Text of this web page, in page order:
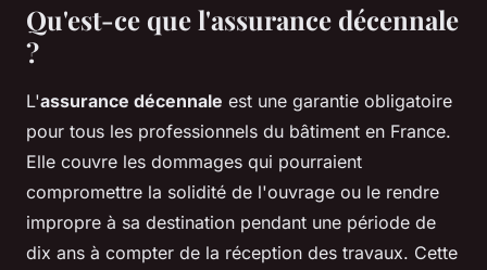
Qu'est-ce que l'assurance décennale
?
L'assurance décennale est une garantie obligatoire
pour tous les professionnels du bâtiment en France.
Elle couvre les dommages qui pourraient
compromettre la solidité de l'ouvrage ou le rendre
impropre à sa destination pendant une période de
dix ans à compter de la réception des travaux. Cette